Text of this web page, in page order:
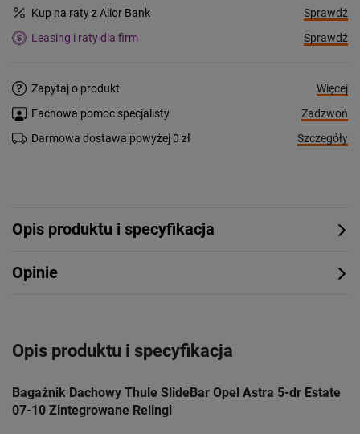
Kup na raty z Alior Bank
Sprawdź
Leasing i raty dla firm
Sprawdź
Zapytaj o produkt
Więcej
Fachowa pomoc specjalisty
Zadzwoń
Darmowa dostawa powyżej 0 zł
Szczegóły
Opis produktu i specyfikacja
Opinie
Opis produktu i specyfikacja
Bagażnik Dachowy Thule SlideBar Opel Astra 5-dr Estate
07-10 Zintegrowane Relingi